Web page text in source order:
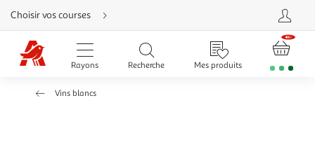
Aller
directement
au
contenu
Aller
directement
Aller
Choisir vos courses
Rayons Recherche Mes produits
Vins blancs